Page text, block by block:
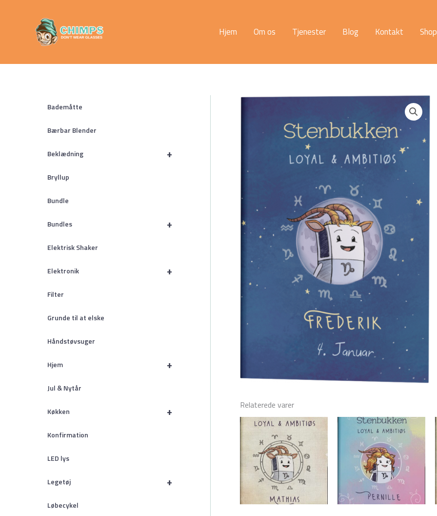
Hjem Om os Tjenester Blog Kontakt Shop
Bademåtte
Bærbar Blender
+
Beklædning
Bryllup
Bundle
+
Bundles
Elektrisk Shaker
+
Elektronik
Filter
Grunde til at elske
Håndstøvsuger
+
Hjem
Jul & Nytår
+
Køkken
Konfirmation
LED lys
+
Legetøj
Løbecykel
Relaterede varer